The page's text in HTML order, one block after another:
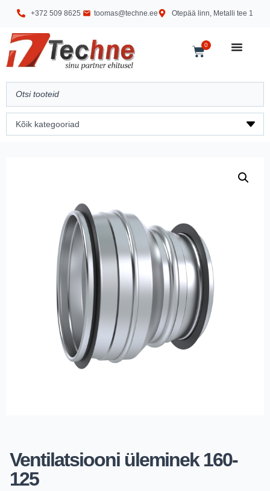
+372 509 8625 toomas@techne.ee Otepää linn, Metalli tee 1
0
Ventilatsiooni üleminek 160-
125